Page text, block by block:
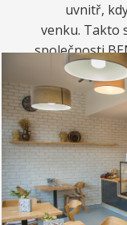
uvnitř,
venku. Takto
společnosti
kávou.